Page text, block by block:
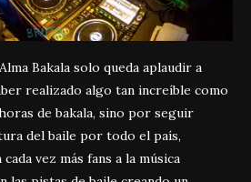
Bakala solo queda aplaudir a
realizado algo tan increíble como
de bakala, sino por seguir
del baile por todo el país,
vez más fans a la música